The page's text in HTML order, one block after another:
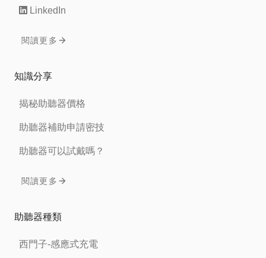
LinkedIn
閱讀更多
知識分享
揭秘助聽器價格
助聽器補助申請密技
助聽器可以試戴嗎？
閱讀更多
助聽器種類
西門子-感應式充電